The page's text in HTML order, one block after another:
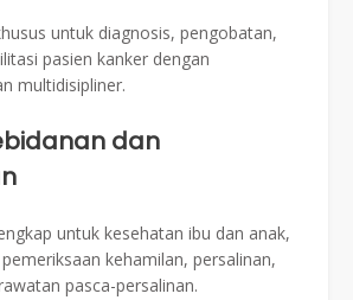
untuk diagnosis, pengobatan,
pasien kanker dengan
multidisipliner.
dan
untuk kesehatan ibu dan anak,
kehamilan, persalinan,
pasca-persalinan.